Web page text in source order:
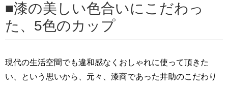
漆の美しい色合いにこだわっ
た、5色のカップ
現代の生活空間でも違和感なくおしゃれに使って頂きた
い、という思いから、元々、漆商であった井助のこだわり